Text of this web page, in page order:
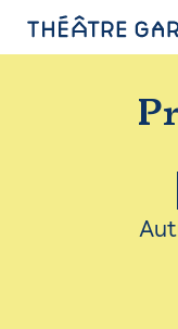
INFOS
AVEC LES
LES